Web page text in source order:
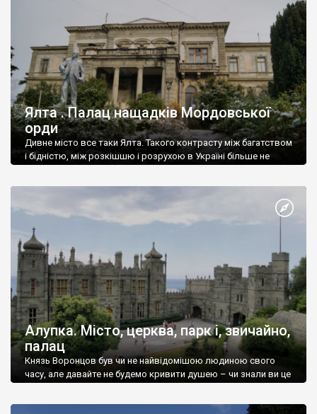
Ялта . Палац нащадків Мордовської
орди
Дивне місто все таки Ялта. Такого контрасту між багатством
і бідністю, між розкішшю і розрухою в Україні більше не
Алупка. Місто, церква, парк і, звичайно,
палац
Князь Воронцов був чи не найвідомішою людиною свого
часу, але давайте не будемо кривити душею – чи знали ви це